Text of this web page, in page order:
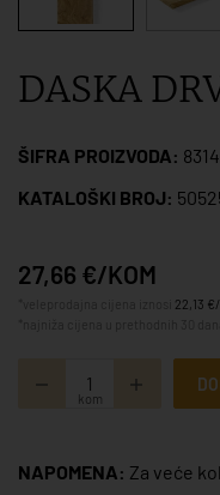
DASKA
ŠIFRA PROIZVODA: 8314
KATALOŠKI BROJ:
27,66 €/KOM
22,13
kom
NAPOMENA: Za veće